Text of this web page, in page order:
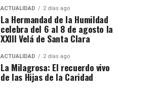
ACTUALIDAD 2 días ago
La Hermandad de la Humildad
celebra del 6 al 8 de agosto la
XXIII Velá de Santa Clara
ACTUALIDAD 2 días ago
La Milagrosa: El recuerdo vivo
de las Hijas de la Caridad